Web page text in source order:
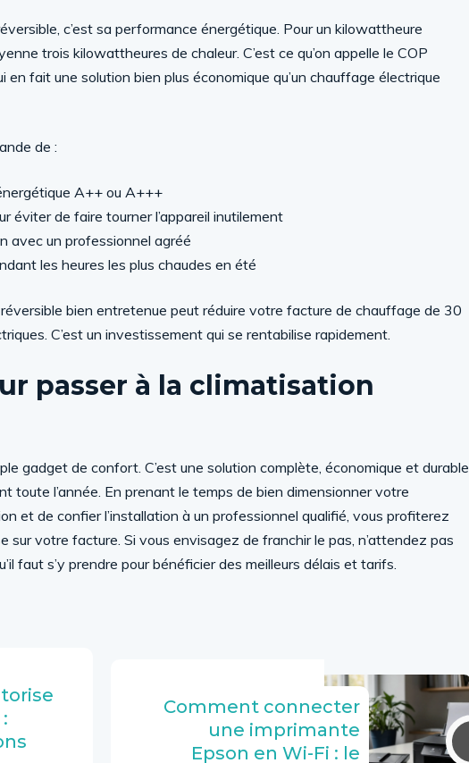
c’est sa performance énergétique. Pour un kilowattheure
trois kilowattheures de chaleur. C’est ce qu’on appelle le COP
fait une solution bien plus économique qu’un chauffage électrique
de :
A++ ou A+++
éviter de faire tourner l’appareil inutilement
avec un professionnel agréé
les heures les plus chaudes en été
bien entretenue peut réduire votre facture de chauffage de 30
C’est un investissement qui se rentabilise rapidement.
passer à la climatisation
gadget de confort. C’est une solution complète, économique et durable
toute l’année. En prenant le temps de bien dimensionner votre
et de confier l’installation à un professionnel qualifié, vous profiterez
sur votre facture. Si vous envisagez de franchir le pas, n’attendez pas
faut s’y prendre pour bénéficier des meilleurs délais et tarifs.
Comment connecter
une imprimante
Epson en Wi-Fi : le